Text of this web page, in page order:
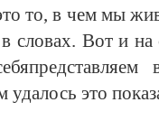
то, в чем мы
словах. Вот и на
это